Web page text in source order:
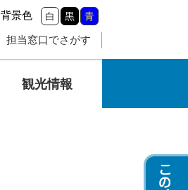
背景色 白 黒 青
担当窓口でさがす
観光情報